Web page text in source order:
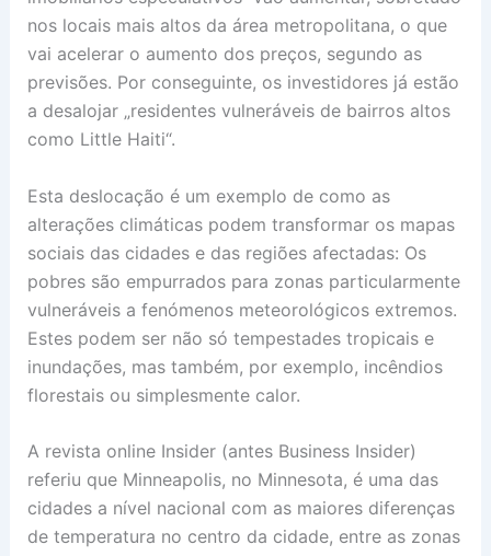
nos locais mais altos da área metropolitana, o que
vai acelerar o aumento dos preços, segundo as
previsões. Por conseguinte, os investidores já estão
a desalojar „residentes vulneráveis de bairros altos
como Little Haiti“.
Esta deslocação é um exemplo de como as
alterações climáticas podem transformar os mapas
sociais das cidades e das regiões afectadas: Os
pobres são empurrados para zonas particularmente
vulneráveis a fenómenos meteorológicos extremos.
Estes podem ser não só tempestades tropicais e
inundações, mas também, por exemplo, incêndios
florestais ou simplesmente calor.
A revista online Insider (antes Business Insider)
referiu que Minneapolis, no Minnesota, é uma das
cidades a nível nacional com as maiores diferenças
de temperatura no centro da cidade, entre as zonas